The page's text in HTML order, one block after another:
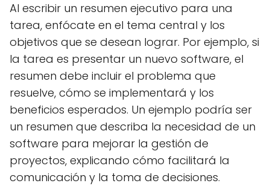
Al escribir un resumen ejecutivo para una
tarea, enfócate en el tema central y los
objetivos que se desean lograr. Por ejemplo, si
la tarea es presentar un nuevo software, el
resumen debe incluir el problema que
resuelve, cómo se implementará y los
beneficios esperados. Un ejemplo podría ser
un resumen que describa la necesidad de un
software para mejorar la gestión de
proyectos, explicando cómo facilitará la
comunicación y la toma de decisiones.